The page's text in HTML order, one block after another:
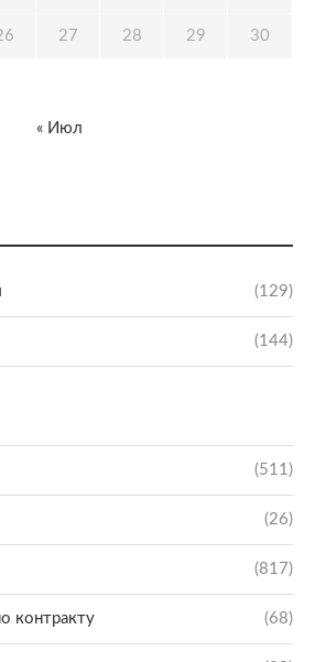
(129)
(144)
(511)
(26)
(817)
контракту (68)
27 28 29 30
« Июл